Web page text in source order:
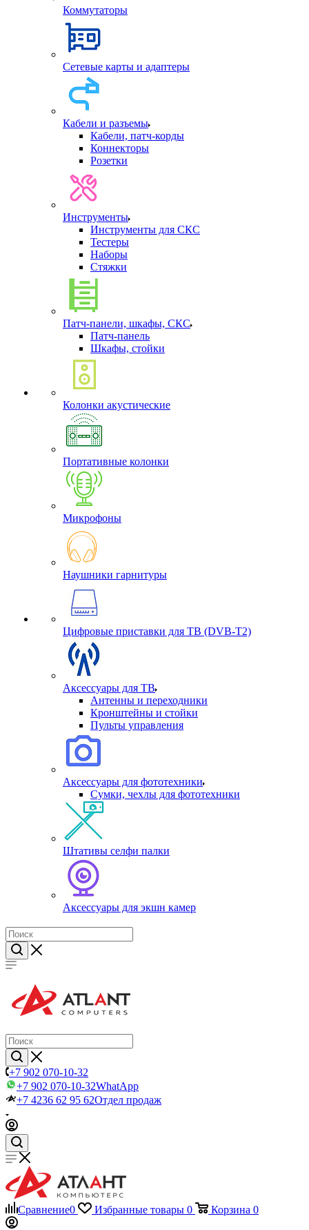
Коммутаторы
Сетевые карты и адаптеры
Кабели и разъемы
Кабели, патч-корды
Коннекторы
Розетки
Инструменты
Инструменты для СКС
Тестеры
Наборы
Стяжки
Патч-панели, шкафы, СКС
Патч-панель
Шкафы, стойки
Колонки акустические
Портативные колонки
Микрофоны
Наушники гарнитуры
Цифровые приставки для ТВ (DVB-T2)
Аксессуары для ТВ
Антенны и переходники
Кронштейны и стойки
Пульты управления
Аксессуары для фототехники
Сумки, чехлы для фототехники
Штативы селфи палки
Аксессуары для экшн камер
+7 902 070-10-32
+7 902 070-10-32WhatApp
+7 4236 62 95 62Отдел продаж
Сравнение0 Избранные товары 0 Корзина 0